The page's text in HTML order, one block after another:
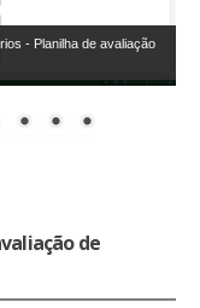
- Planilha de avaliação
de